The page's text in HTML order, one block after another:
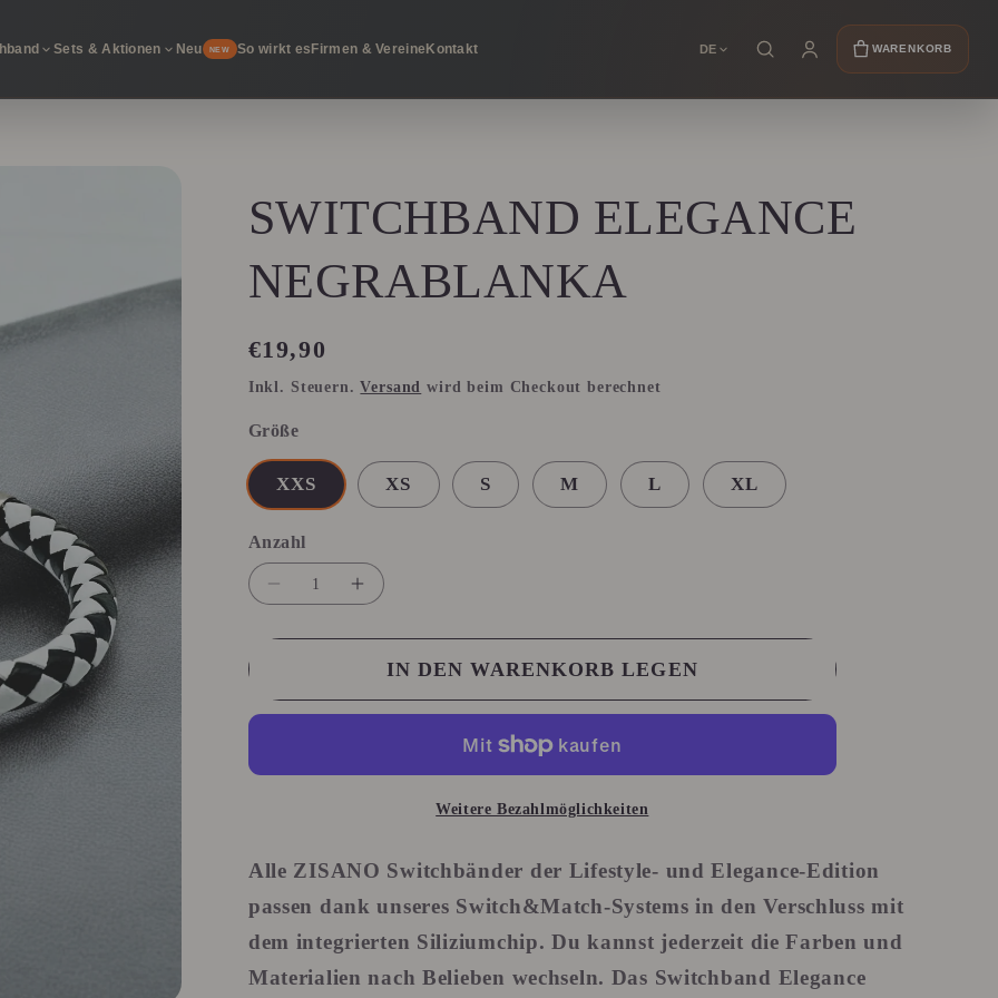
Sets & Aktionen Neu NEW So wirkt es Firmen & Vereine Kontakt DE WARENKORB
SWITCHBAND ELEGANCE
NEGRABLANKA
Normaler
Preis
€19,90
Inkl. Steuern.Versand wird beim Checkout berechnet
Größe
XXS XS S M L XL
Anzahl
Anzahl
Verringere
Switchband
Negrablanka
Erhöhe
Switchband
Negrablanka
IN DEN WARENKORB LEGEN
Weitere Bezahlmöglichkeiten
Alle ZISANO Switchbänder der Lifestyle- und Elegance-Edition
passen dank unseres Switch&Match-Systems in den Verschluss mit
dem integrierten Siliziumchip. Du kannst jederzeit die Farben und
Materialien nach Belieben wechseln. Das Switchband Elegance